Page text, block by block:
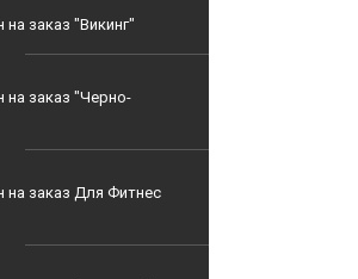
на заказ "Викинг"
на заказ "Черно-
на заказ Для Фитнес